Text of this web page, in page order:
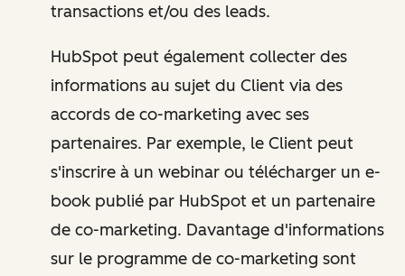
transactions et/ou des leads.
HubSpot peut également collecter des
informations au sujet du Client via des
accords de co-marketing avec ses
partenaires. Par exemple, le Client peut
s'inscrire à un webinar ou télécharger un e-
book publié par HubSpot et un partenaire
de co-marketing. Davantage d'informations
sur le programme de co-marketing sont